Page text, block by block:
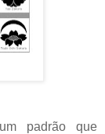
padrão que